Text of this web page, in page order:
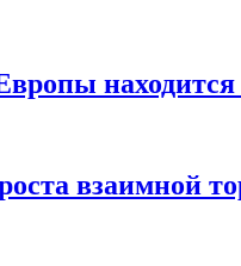
находится
взаимной